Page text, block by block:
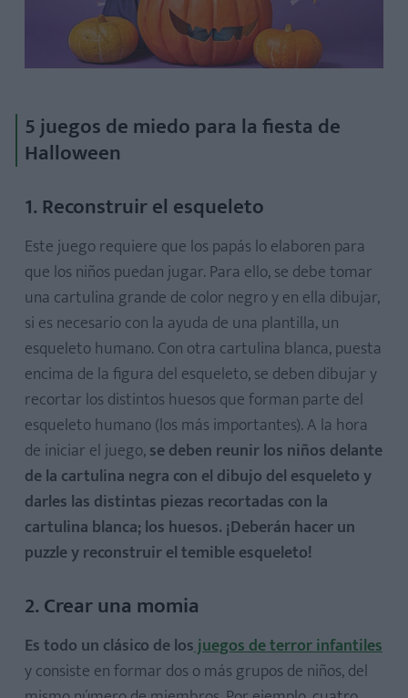
5 juegos de miedo para la fiesta de
Halloween
1. Reconstruir el esqueleto
Este juego requiere que los papás lo elaboren para
que los niños puedan jugar. Para ello, se debe tomar
una cartulina grande de color negro y en ella dibujar,
si es necesario con la ayuda de una plantilla, un
esqueleto humano. Con otra cartulina blanca, puesta
encima de la figura del esqueleto, se deben dibujar y
recortar los distintos huesos que forman parte del
esqueleto humano (los más importantes). A la hora
de iniciar el juego,se deben reunir los niños delante
de la cartulina negra con el dibujo del esqueleto y
darles las distintas piezas recortadas con la
cartulina blanca; los huesos. ¡Deberán hacer un
puzzle y reconstruir el temible esqueleto!
2. Crear una momia
Es todo un clásico de losjuegos de terror infantiles
y consiste en formar dos o más grupos de niños, del